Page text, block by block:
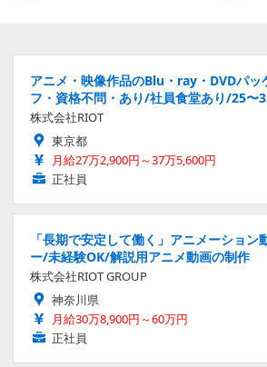
アニメ・映像作品のBlu・ray・DVDパッ
フ・資格不問・あり/社員食堂あり/25〜
株式会社RIOT
東京都
月給27万2,900円～37万5,600円
正社員
「長期で安定して働く」アニメーション
ー/未経験OK/解説用アニメ動画の制作
株式会社RIOT GROUP
神奈川県
月給30万8,900円～60万円
正社員